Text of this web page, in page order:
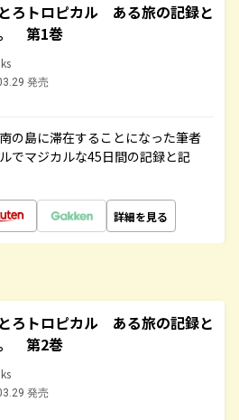
ろトロピカル ある旅の記録と
第1巻
発売
の島に滞在することになった筆者
でマジカルな45日間の記録と記
詳細を見る
ろトロピカル ある旅の記録と
第2巻
発売